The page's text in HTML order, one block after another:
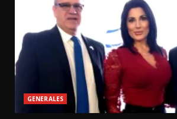
GENERALES